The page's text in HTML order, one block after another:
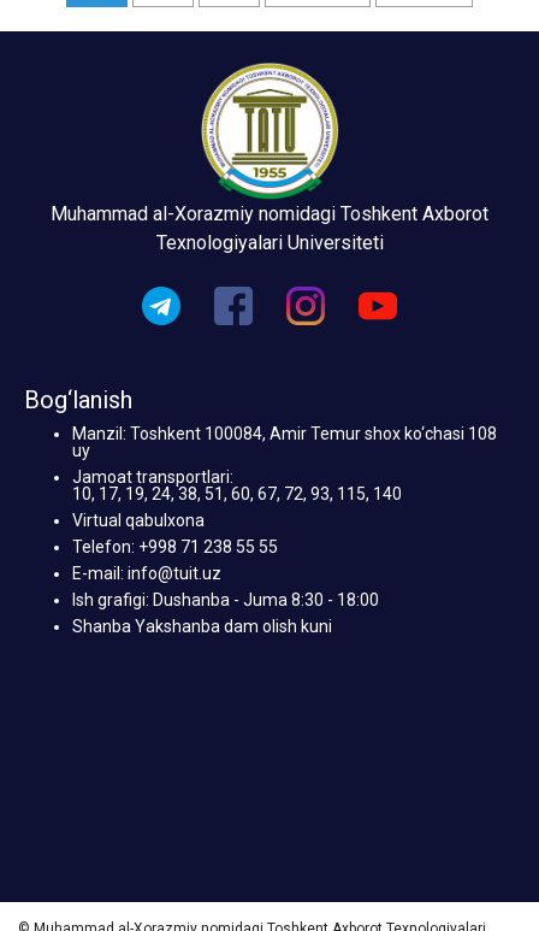
Muhammad al-Xorazmiy nomidagi Toshkent Axborot
Texnologiyalari Universiteti
Bog‘lanish
Manzil: Toshkent 100084, Amir Temur shox ko‘chasi 108
uy
Jamoat transportlari:
10, 17, 19, 24, 38, 51, 60, 67, 72, 93, 115, 140
Virtual qabulxona
Telefon: +998 71 238 55 55
E-mail: info@tuit.uz
Ish grafigi: Dushanba - Juma 8:30 - 18:00
Shanba Yakshanba dam olish kuni